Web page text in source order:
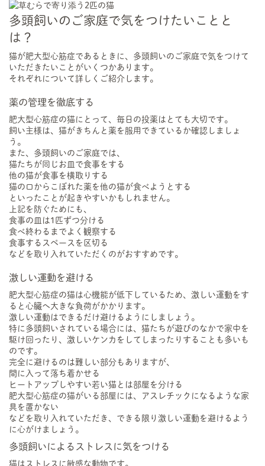
多頭飼いのご家庭で気をつけたいことと
は？
猫が肥大型心筋症であるときに、多頭飼いのご家庭で気をつけて
いただきたいことがいくつかあります。
それぞれについて詳しくご紹介します。
薬の管理を徹底する
肥大型心筋症の猫にとって、毎日の投薬はとても大切です。
飼い主様は、猫がきちんと薬を服用できているか確認しましょ
う。
また、多頭飼いのご家庭では、
猫たちが同じお皿で食事をする
他の猫が食事を横取りする
猫の口からこぼれた薬を他の猫が食べようとする
といったことが起きやすいかもしれません。
上記を防ぐためにも、
食事の皿は1匹ずつ分ける
食べ終わるまでよく観察する
食事するスペースを区切る
などを取り入れていただくのがおすすめです。
激しい運動を避ける
肥大型心筋症の猫は心機能が低下しているため、激しい運動をす
ると心臓へ大きな負荷がかかります。
激しい運動はできるだけ避けるようにしましょう。
特に多頭飼いされている場合には、猫たちが遊びのなかで家中を
駆け回ったり、激しいケンカをしてしまったりすることも多いも
のです。
完全に避けるのは難しい部分もありますが、
間に入って落ち着かせる
ヒートアップしやすい若い猫とは部屋を分ける
肥大型心筋症の猫がいる部屋には、アスレチックになるような家
具を置かない
などを取り入れていただき、できる限り激しい運動を避けるよう
に心がけましょう。
多頭飼いによるストレスに気をつける
猫はストレスに敏感な動物です。